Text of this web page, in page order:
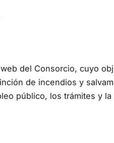
del Consorcio, cuyo
de incendios y
público, los trámites y